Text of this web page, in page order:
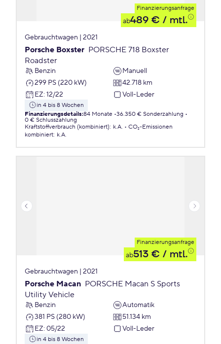
Finanzierungsanfrage
ab489 € / mtl.
Gebrauchtwagen | 2021
Porsche Boxster PORSCHE 718 Boxster
Roadster
Benzin
Manuell
299 PS (220 kW)
42.718 km
EZ: 12/22 Voll-Leder
in 4 bis 8 Wochen
Finanzierungsdetails:84 Monate 36.350 € Sonderzahlung
0 € Schlusszahlung
Kraftstoffverbrauch (kombiniert): k.A.
CO₂-Emissionen
kombiniert: k.A.
Finanzierungsanfrage
ab513 € / mtl.
Gebrauchtwagen | 2021
Porsche Macan PORSCHE Macan S Sports
Utility Vehicle
Benzin
Automatik
381 PS (280 kW)
51.134 km
EZ: 05/22 Voll-Leder
in 4 bis 8 Wochen